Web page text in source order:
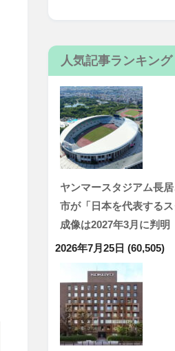
人気記事ランキング
ヤンマースタジアム長
市が「日本を代表する
成像は2027年3月に判明
2026年7月25日 (60,505)